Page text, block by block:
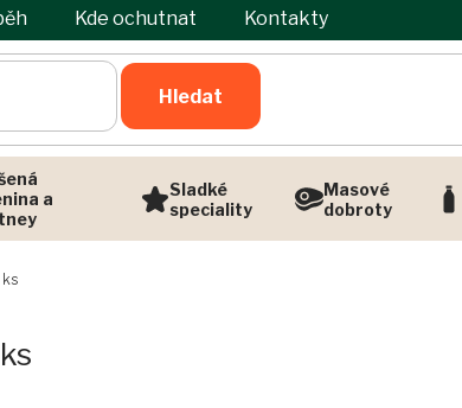
Kde ochutnat Kontakty
Hledat
a
Sladké
speciality
Masové
dobroty
ks